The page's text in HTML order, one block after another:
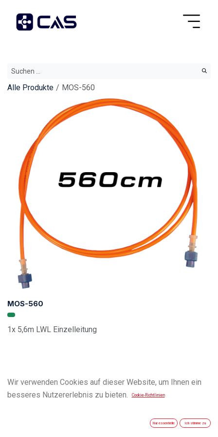
Alle Produkte MOS-560
MOS-560
1x 5,6m LWL Einzelleitung
Wir verwenden Cookies auf dieser Website, um Ihnen ein
besseres Nutzererlebnis zu bieten.
Cookie-Richtlinien
Nur essentielle Ich stimme zu